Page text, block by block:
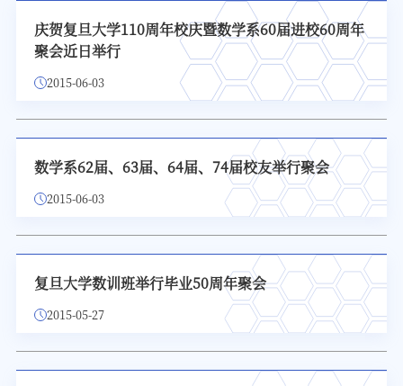
庆贺复旦大学110周年校庆暨数学系60届进校60周年
聚会近日举行
2015-06-03
数学系62届、63届、64届、74届校友举行聚会
2015-06-03
复旦大学数训班举行毕业50周年聚会
2015-05-27